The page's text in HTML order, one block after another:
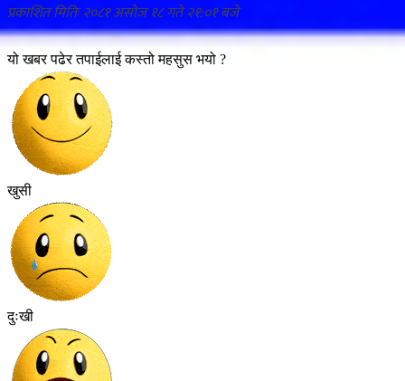
२०८१ असोज १८ गते २१:०१
यो खबर पढेर तपाईलाई कस्तो महसुस भयो ?
खुसी
दुःखी